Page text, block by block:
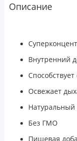
Описание
Внутренний
Освежает
Натуральный
Без ГМО
Пищевая